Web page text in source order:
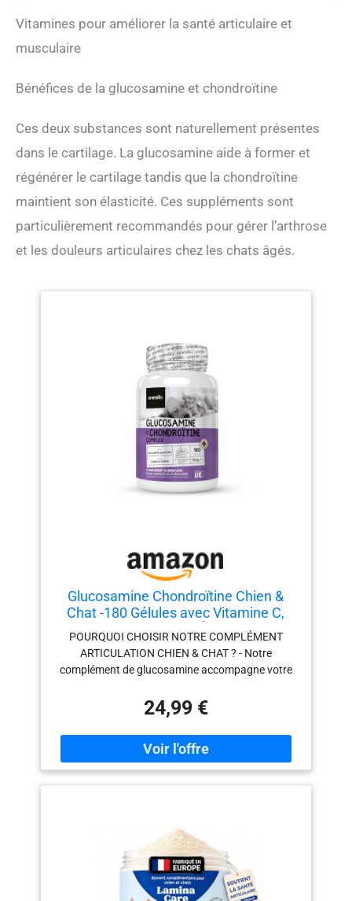
Vitamines pour améliorer la santé articulaire et
musculaire
Bénéfices de la glucosamine et chondroïtine
Ces deux substances sont naturellement présentes
dans le cartilage. La glucosamine aide à former et
régénérer le cartilage tandis que la chondroïtine
maintient son élasticité. Ces suppléments sont
particulièrement recommandés pour gérer l’arthrose
et les douleurs articulaires chez les chats âgés.
Glucosamine Chondroïtine Chien &
Chat -180 Gélules avec Vitamine C,
Curcuma, Gingembre, Églantier - sans
Odeur, Anti Inflammatoire, Aide
d'arthrose, Cartilage, Os, Souplesse,
Chondroprotecteur
POURQUOI CHOISIR NOTRE COMPLÉMENT
ARTICULATION CHIEN & CHAT ? - Notre
complément de glucosamine accompagne votre
des années. Nos 180 gélules premium Animigo
contiennent de la glucosamine et de la
chondroïtine qui agissent en synergie avec le
gingembre, l'églantier et le curcuma pour une
santé osseuse de fer ! RENFORCE LES
ARTICULATIONS - Nos gélules de glucosamine
souplesse pour que votre chien ou votre chat
reste en pleine forme. Avec des os sains et des
douleurs articulaires apaisées, la qualité de vie et
le bien-être de votre compagnon à quatre pattes
24,99 €